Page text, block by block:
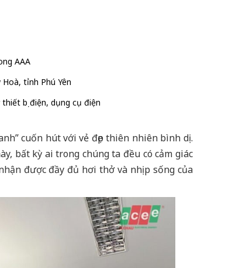
AAA
tỉnh Phú Yên
thiết bị điện, dụng cụ điện
cuốn hút với vẻ đẹp thiên nhiên bình dị.
bất kỳ ai trong chúng ta đều có cảm giác
được đầy đủ hơi thở và nhịp sống của